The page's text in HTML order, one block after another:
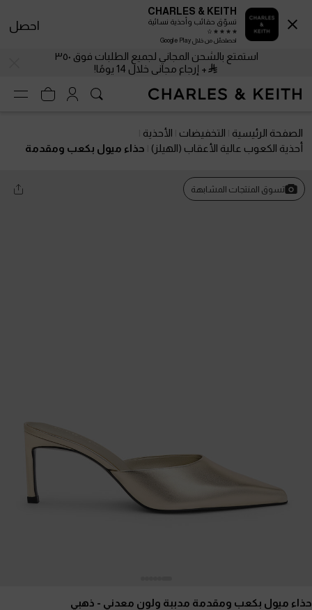
استمتع بالشحن المجاني لجميع الطلبات فوق ٣٥٠
+ إرجاع مجاني خلال 14 يومًا!
الصفحة الرئيسية التخفيضات
الأحذية
أحذية الكعوب عالية الأعقاب (الهيلز)
حذاء ميول بكعب ومقدمة
تسوق المنتجات المشابهة
حذاء ميول بكعب ومقدمة مدببة ولون معدني - ذهبي
CHARLES & KEITH
تسوّق حقائب وأحذية نسائية
احصلحمّل من خلال Google Play
احصل